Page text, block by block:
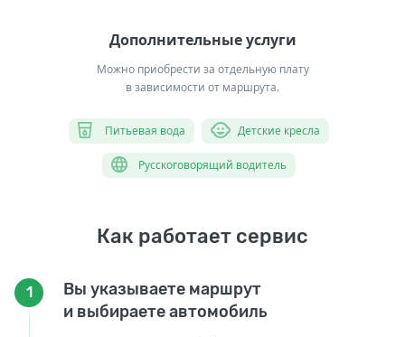
Дополнительные услуги
Можно приобрести за отдельную плату
в зависимости от маршрута.
Питьевая вода Детские кресла
Русскоговорящий водитель
Как работает сервис
1
Вы указываете маршрут
и выбираете автомобиль